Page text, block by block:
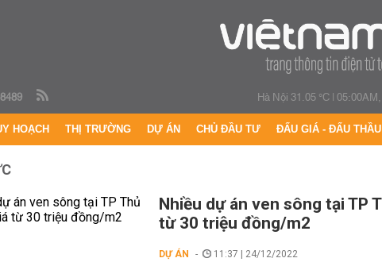
Hà Nội 31.05 °C|
HOẠCH THỊ TRƯỜNG DỰ ÁN CHỦ ĐẦU TƯ ĐẤU GIÁ - ĐẤU THẦU
Nhiều dự án ven sông tại TP
từ 30 triệu đồng/m2
DỰ ÁN 11:37 | 24/12/2022